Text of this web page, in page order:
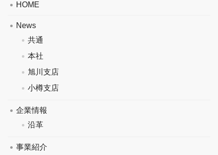
HOME
News
共通
本社
旭川支店
小樽支店
企業情報
沿革
事業紹介